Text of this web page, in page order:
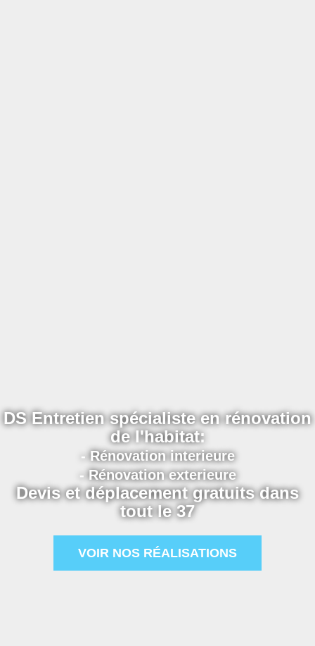
DS Entretien spécialiste en rénovation
de l'habitat:
- Rénovation interieure
- Rénovation exterieure
Devis et déplacement gratuits dans
tout le 37
VOIR NOS RÉALISATIONS